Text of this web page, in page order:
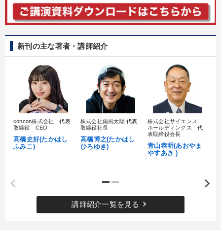
2025年夏季全国経営者セミナー収録講演ＣＤ・講演ＤＶＤ・デジ
タル版（音声／動画ストリーミング・ダウンロード）
後継者に聞かせたい 経営体系を学びたい
販売力を強化したい 経営を改善したい
社長の姿勢を学びたい 財務・数字力の向上
IT・デジタル活用 コミュニケーション
早わかり
新刊の主な著者・講師紹介
concon株式会社 代表
取締役 CEO
髙橋史好(たかはし
ふみこ)
株式会社雨風太陽 代表
取締役社長
高橋博之(たかはし
ひろゆき)
株式会社サイエンス
ホールディングス 代
表取締役会長
青山恭明(あおやま
やすあき )
講師紹介一覧を見る keyboard_arrow_right